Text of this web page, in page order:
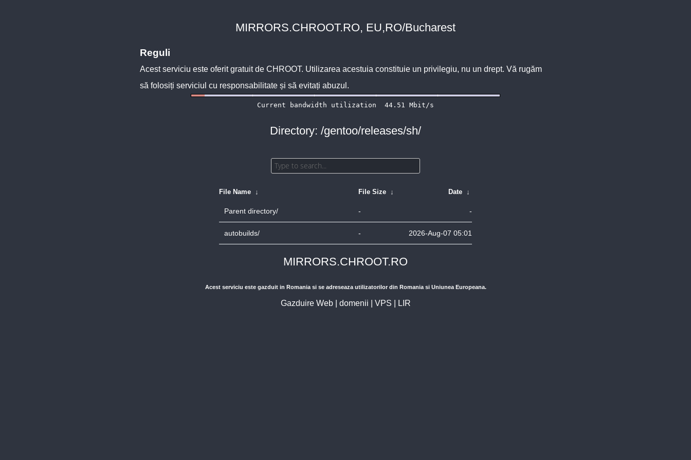
MIRRORS.CHROOT.RO, EU,RO/Bucharest
Reguli
Acest serviciu este oferit gratuit de CHROOT. Utilizarea acestuia constituie un privilegiu, nu un drept. Vă rugăm
să folosiți serviciul cu responsabilitate și să evitați abuzul.
Directory: /gentoo/releases/sh/
File Name ↓ File Size ↓ Date ↓
Parent directory/ - -
autobuilds/ - 2026-Aug-07 05:01
MIRRORS.CHROOT.RO
Acest serviciu este gazduit in Romania si se adreseaza utilizatorilor din Romania si Uniunea Europeana.
Gazduire Web| domenii VPS LIR